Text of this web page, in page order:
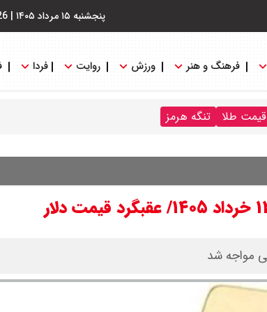
پنجشنبه ۱۵ مرداد ۱۴۰۵ |
فرهنگ و هنر ورزش روایت فردا
قیمت طلا تنگه هرمز